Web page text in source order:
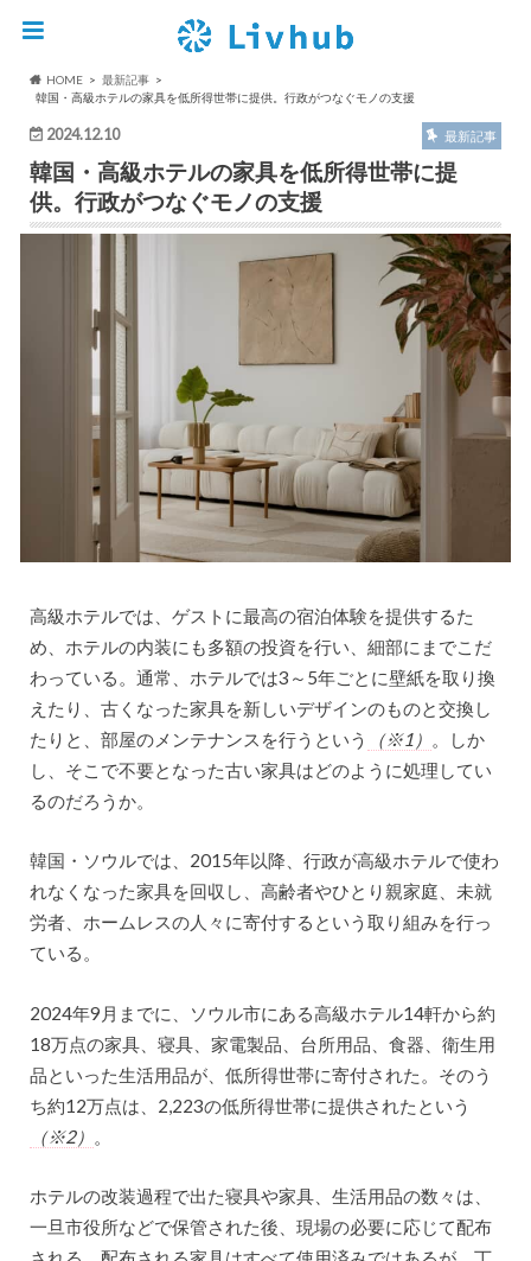
HOME
最新記事
韓国・高級ホテルの家具を低所得世帯に提供。行政がつなぐモノの支援
2024.12.10 最新記事
韓国・高級ホテルの家具を低所得世帯に提
供。行政がつなぐモノの支援
高級ホテルでは、ゲストに最高の宿泊体験を提供するた
め、ホテルの内装にも多額の投資を行い、細部にまでこだ
わっている。通常、ホテルでは3～5年ごとに壁紙を取り換
えたり、古くなった家具を新しいデザインのものと交換し
たりと、部屋のメンテナンスを行うという
（※1） 。しか
し、そこで不要となった古い家具はどのように処理してい
るのだろうか。
韓国・ソウルでは、2015年以降、行政が高級ホテルで使わ
れなくなった家具を回収し、高齢者やひとり親家庭、未就
労者、ホームレスの人々に寄付するという取り組みを行っ
ている。
2024年9月までに、ソウル市にある高級ホテル14軒から約
18万点の家具、寝具、家電製品、台所用品、食器、衛生用
品といった生活用品が、低所得世帯に寄付された。そのう
ち約12万点は、2,223の低所得世帯に提供されたという
（※2） 。
ホテルの改装過程で出た寝具や家具、生活用品の数々は、
一旦市役所などで保管された後、現場の必要に応じて配布